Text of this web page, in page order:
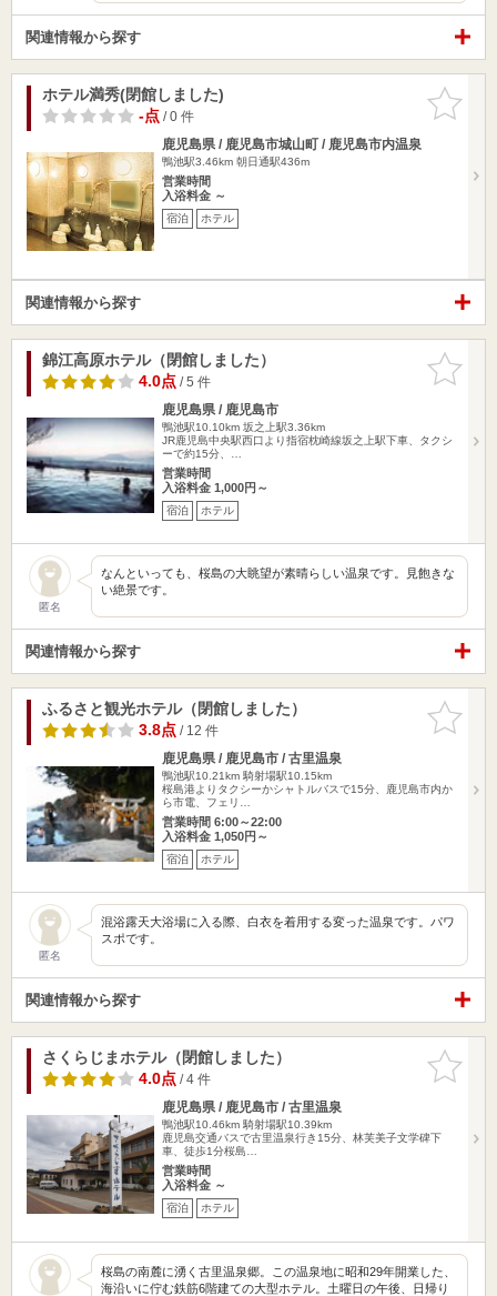
関連情報から探す
お気に入
りに追加
ホテル満秀(閉館しました)
-点/ 0 件
鹿児島県 / 鹿児島市城山町 / 鹿児島市内温泉
鴨池駅3.46km 朝日通駅436m
営業時間
入浴料金 ～
宿泊 ホテル
関連情報から探す
お気に入
りに追加
錦江高原ホテル（閉館しました）
4.0点/ 5 件
鹿児島県 / 鹿児島市
鴨池駅10.10km 坂之上駅3.36km
JR鹿児島中央駅西口より指宿枕崎線坂之上駅下車、タクシ
ーで約15分、…
営業時間
入浴料金 1,000円～
宿泊 ホテル
匿名
なんといっても、桜島の大眺望が素晴らしい温泉です。見飽きな
い絶景です。
関連情報から探す
お気に入
りに追加
ふるさと観光ホテル（閉館しました）
3.8点/ 12 件
鹿児島県 / 鹿児島市 / 古里温泉
鴨池駅10.21km 騎射場駅10.15km
桜島港よりタクシーかシャトルバスで15分、鹿児島市内か
ら市電、フェリ…
営業時間 6:00～22:00
入浴料金 1,050円～
宿泊 ホテル
匿名
混浴露天大浴場に入る際、白衣を着用する変った温泉です。パワ
スポです。
関連情報から探す
お気に入
りに追加
さくらじまホテル（閉館しました）
4.0点/ 4 件
鹿児島県 / 鹿児島市 / 古里温泉
鴨池駅10.46km 騎射場駅10.39km
鹿児島交通バスで古里温泉行き15分、林芙美子文学碑下
車、徒歩1分桜島…
営業時間
入浴料金 ～
宿泊 ホテル
桜島の南麓に湧く古里温泉郷。この温泉地に昭和29年開業した、
海沿いに佇む鉄筋6階建ての大型ホテル。土曜日の午後、日帰り